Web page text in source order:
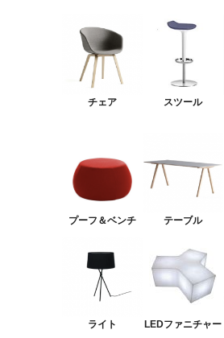
チェア スツール
プーフ＆ベンチ テーブル
ライト LEDファニチャー
ラウンジチェア＆ソファ
LEDファニチャー